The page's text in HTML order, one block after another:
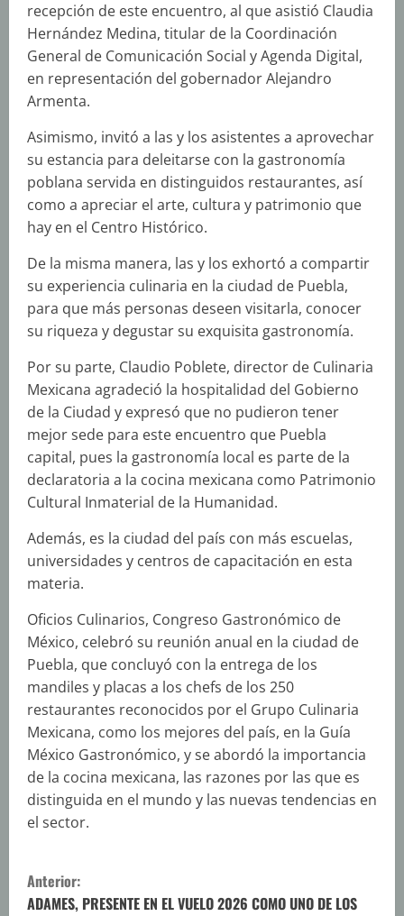
recepción de este encuentro, al que asistió Claudia
Hernández Medina, titular de la Coordinación
General de Comunicación Social y Agenda Digital,
en representación del gobernador Alejandro
Armenta.
Asimismo, invitó a las y los asistentes a aprovechar
su estancia para deleitarse con la gastronomía
poblana servida en distinguidos restaurantes, así
como a apreciar el arte, cultura y patrimonio que
hay en el Centro Histórico.
De la misma manera, las y los exhortó a compartir
su experiencia culinaria en la ciudad de Puebla,
para que más personas deseen visitarla, conocer
su riqueza y degustar su exquisita gastronomía.
Por su parte, Claudio Poblete, director de Culinaria
Mexicana agradeció la hospitalidad del Gobierno
de la Ciudad y expresó que no pudieron tener
mejor sede para este encuentro que Puebla
capital, pues la gastronomía local es parte de la
declaratoria a la cocina mexicana como Patrimonio
Cultural Inmaterial de la Humanidad.
Además, es la ciudad del país con más escuelas,
universidades y centros de capacitación en esta
materia.
Oficios Culinarios, Congreso Gastronómico de
México, celebró su reunión anual en la ciudad de
Puebla, que concluyó con la entrega de los
mandiles y placas a los chefs de los 250
restaurantes reconocidos por el Grupo Culinaria
Mexicana, como los mejores del país, en la Guía
México Gastronómico, y se abordó la importancia
de la cocina mexicana, las razones por las que es
distinguida en el mundo y las nuevas tendencias en
el sector.
S
Anterior:
ADAMES, PRESENTE EN EL VUELO 2026 COMO UNO DE LOS